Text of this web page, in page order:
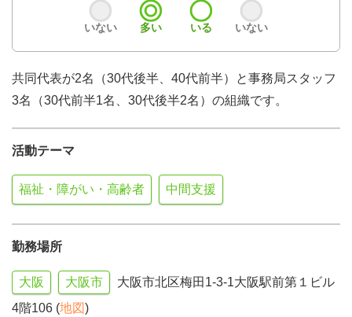
いない 多い いる いない
共同代表が2名（30代後半、40代前半）と事務局スタッフ
3名（30代前半1名、30代後半2名）の組織です。
活動テーマ
福祉・障がい・高齢者 中間支援
勤務場所
大阪 大阪市
大阪市北区梅田1-3-1大阪駅前第１ビル
4階106 (地図)